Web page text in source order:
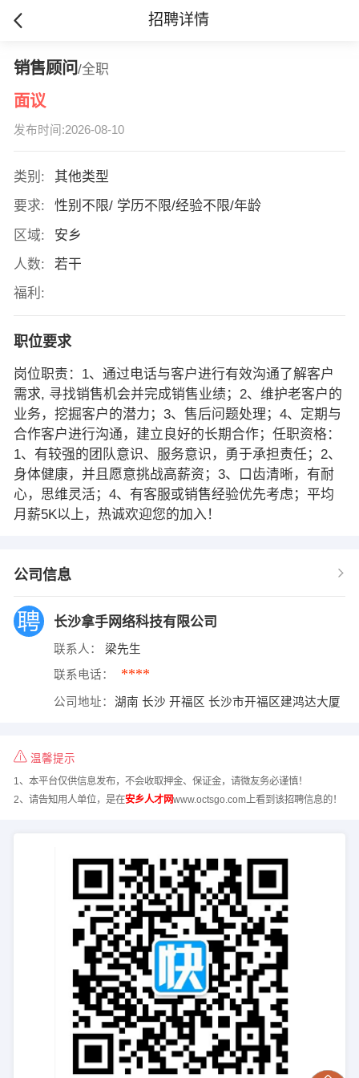
招聘详情
销售顾问/全职
面议
发布时间:2026-08-10
类别:
其他类型
要求:
性别不限/ 学历不限/经验不限/年龄
区域:
安乡
人数:
若干
福利:
职位要求
岗位职责：1、通过电话与客户进行有效沟通了解客户
需求, 寻找销售机会并完成销售业绩；2、维护老客户的
业务，挖掘客户的潜力；3、售后问题处理；4、定期与
合作客户进行沟通，建立良好的长期合作；任职资格：
1、有较强的团队意识、服务意识，勇于承担责任；2、
身体健康，并且愿意挑战高薪资；3、口齿清晰，有耐
心，思维灵活；4、有客服或销售经验优先考虑；平均
月薪5K以上，热诚欢迎您的加入！
公司信息
长沙拿手网络科技有限公司
联系人： 梁先生
联系电话： ****
公司地址： 湖南 长沙 开福区 长沙市开福区建鸿达大厦
温馨提示
1、本平台仅供信息发布，不会收取押金、保证金，请微友务必谨慎！
2、请告知用人单位，是在安乡人才网www.octsgo.com上看到该招聘信息的！